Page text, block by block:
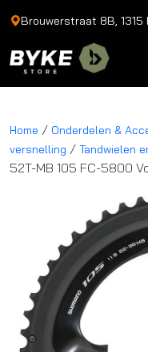
Brouwerstraat 8B, 1315
Home / Onderdelen &
versnelling / Tandwielen
52T-MB 105 FC-5800